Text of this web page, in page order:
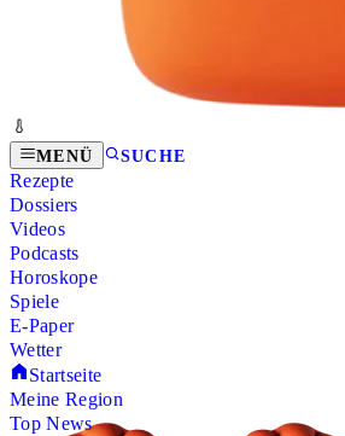
MENÜ SUCHE
Rezepte
Dossiers
Videos
Podcasts
Horoskope
Spiele
E-Paper
Wetter
Startseite
Meine Region
Top News